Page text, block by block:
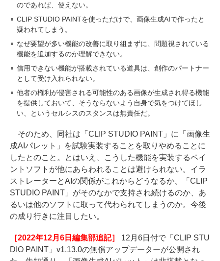
のであれば、使えない。
CLIP STUDIO PAINTを使っただけで、画像生成AIで作ったと
疑われてしまう。
なぜ要望が多い機能の改善に取り組まずに、問題視されている
機能を追加するのか理解できない。
信用できない機能が搭載されている道具は、創作のパートナー
として受け入れられない。
他者の権利が侵害される可能性のある画像が生成され得る機能
を提供しておいて、そうならないよう自身で気をつけてほし
い、というセルシスのスタンスは無責任だ。
そのため、同社は「CLIP STUDIO PAINT」に「画像生
成AIパレット」を試験実装することを取りやめることに
したとのこと。とはいえ、こうした機能を実装するペイ
ントソフトが他にあらわれることは避けられない。イラ
ストレーターとAIの関係がこれからどうなるか、「CLIP
STUDIO PAINT」がそのなかで支持され続けるのか、あ
るいは他のソフトに取って代わられてしまうのか。今後
の成り行きに注目したい。
［2022年12月6日編集部追記］ 12月6日付で「CLIP STU
DIO PAINT」v1.13.0の無償アップデーターが公開され